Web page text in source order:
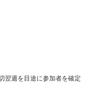
翌週を目途に参加者を確定